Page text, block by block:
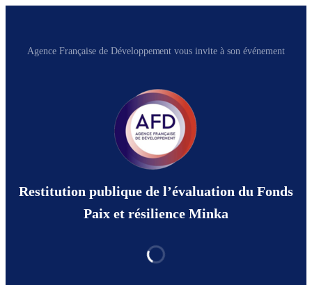
Agence Française de Développement vous invite à son événement
Restitution publique de l’évaluation du Fonds
Paix et résilience Minka